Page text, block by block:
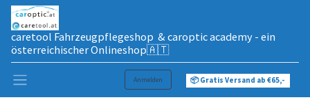
caretool Fahrzeugpflegeshop & caroptic academy - ein
österreichischer Onlineshop🇦🇹
Anmelden 📦 Gratis Versand ab €65,-